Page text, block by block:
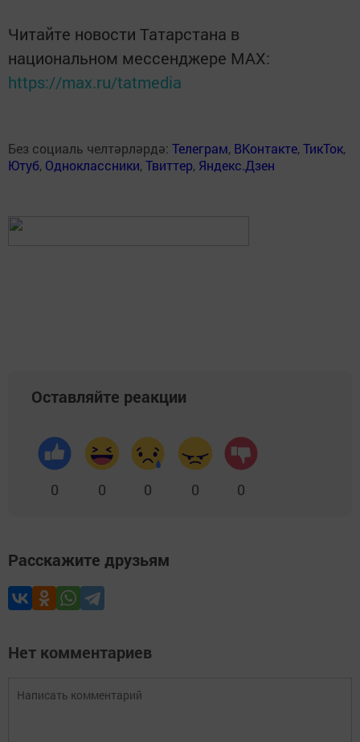
Читайте новости Татарстана в
национальном мессенджере MАХ:
https://max.ru/tatmedia
Без социаль челтәрләрдә: Телеграм, ВКонтакте,ТикТок,
Ютуб, Одноклассники,Твиттер, Яндекс.Дзен
Оставляйте реакции
0 0 0 0 0
Расскажите друзьям
Нет комментариев